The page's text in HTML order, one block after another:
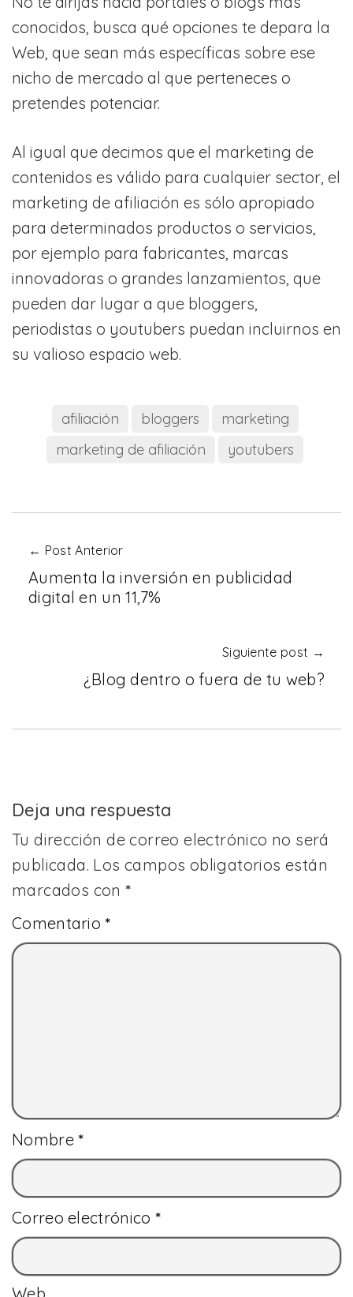
conocidos, busca qué opciones te depara la
Web, que sean más específicas sobre ese
nicho de mercado al que perteneces o
pretendes potenciar.
Al igual que decimos que el marketing de
contenidos es válido para cualquier sector, el
marketing de afiliación es sólo apropiado
para determinados productos o servicios,
por ejemplo para fabricantes, marcas
innovadoras o grandes lanzamientos, que
pueden dar lugar a que bloggers,
periodistas o youtubers puedan incluirnos en
su valioso espacio web.
afiliación bloggers
marketing
marketing de afiliación
youtubers
← Post Anterior
Aumenta la inversión en publicidad
digital en un 11,7%
Siguiente post →
¿Blog dentro o fuera de tu web?
Deja una respuesta
Tu dirección de correo electrónico no será
publicada. Los campos obligatorios están
marcados con*
Comentario*
Nombre*
Correo electrónico *